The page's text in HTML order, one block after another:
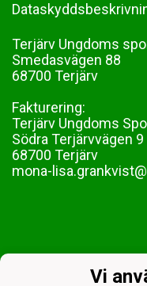
Terjärv Ungdoms
Smedasvägen 88
68700 Terjärv
Fakturering:
Terjärv Ungdoms
Södra Terjärvvägen 9
68700 Terjärv
mona-
Vi